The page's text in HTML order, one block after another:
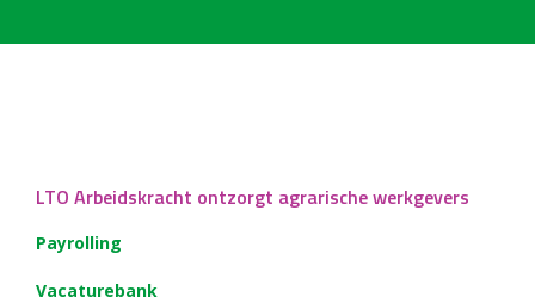
LTO Arbeidskracht ontzorgt agrarische werkgevers
Payrolling
Vacaturebank